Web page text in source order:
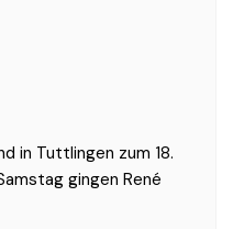
in Tuttlingen zum 18.
gingen René